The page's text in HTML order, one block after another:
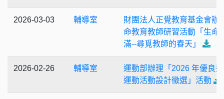
2026-03-03 輔導室
財團法人正覺教育基金會辦
命教育教師研習活動「生命
滿--尋覓教師的春天」
2026-02-26 輔導室
運動部辦理「2026 年優良
運動活動設計徵選」活動